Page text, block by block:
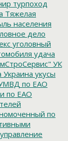
турпоход
Тяжелая
населения
дело
уголовный
удача
УК
Украина укусы
по ЕАО
по ЕАО
по
управление